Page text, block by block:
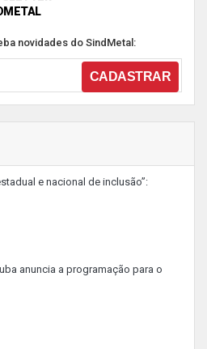
novidades do SindMetal:
e nacional de inclusão”:
anuncia a programação para o